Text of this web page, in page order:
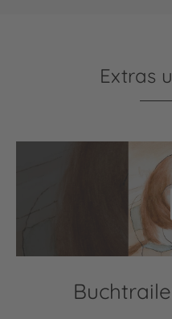
Extras